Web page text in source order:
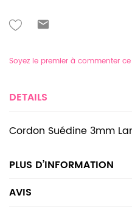
Soyez le premier à commenter
DETAILS
Cordon Suédine 3mm
PLUS D’INFORMATION
AVIS